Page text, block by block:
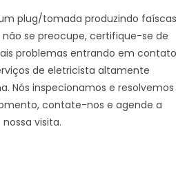
plug/tomada produzindo faíscas
se preocupe, certifique-se de
problemas entrando em contato
de eletricista altamente
Nós inspecionamos e resolvemos
contate-nos e agende a
nossa visita.